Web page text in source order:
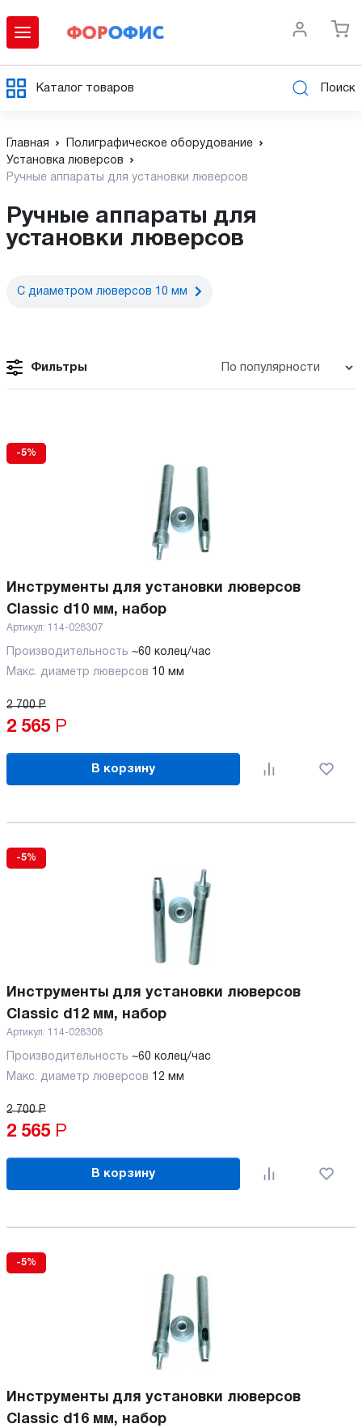
Каталог товаров Поиск
Главная
Полиграфическое оборудование
Установка люверсов
Ручные аппараты для установки люверсов
Ручные аппараты для
установки люверсов
С диаметром люверсов 10 мм
Фильтры
-5%
Инструменты для установки люверсов
Classic d10 мм, набор
Артикул: 114-028307
Производительность ~60 колец/час
Макс. диаметр люверсов 10 мм
2 700 Р
2 565 Р
В корзину
-5%
Инструменты для установки люверсов
Classic d12 мм, набор
Артикул: 114-028308
Производительность ~60 колец/час
Макс. диаметр люверсов 12 мм
2 700 Р
2 565 Р
В корзину
-5%
Инструменты для установки люверсов
Classic d16 мм, набор